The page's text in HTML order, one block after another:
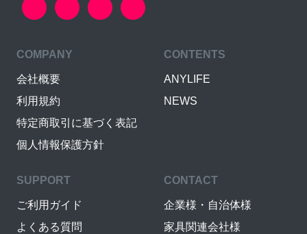
COMPANY
会社概要
利用規約
特定商取引に基づく表記
個人情報保護方針
CONTENTS
ANYLIFE
NEWS
SUPPORT
ご利用ガイド
よくある質問
CONTACT
企業様・自治体様
家具関連会社様